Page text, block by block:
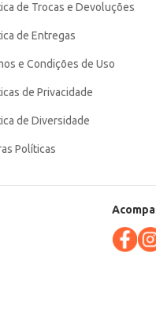
de Trocas e Devoluções
de Entregas
e Condições de Uso
de Privacidade
de Diversidade
Políticas